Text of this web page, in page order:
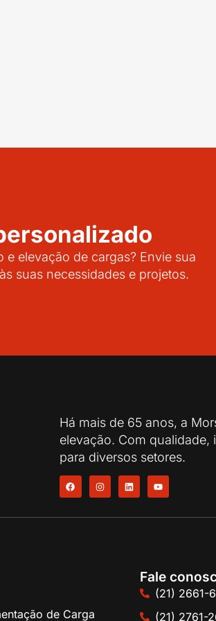
elevação de cargas? Envie sua
suas necessidades e projetos.
Há mais de 65 anos, a
elevação. Com
para diversos setores.
de Carga
Fale
(21) 2661-
(21) 2761-